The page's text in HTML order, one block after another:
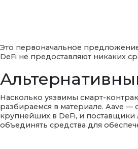
Это первоначальное
DeFi не предоставляют никаких
Насколько уязвимы смарт-
разбираемся в материале. Aave
крупнейших в DeFi, и
объединять средства для